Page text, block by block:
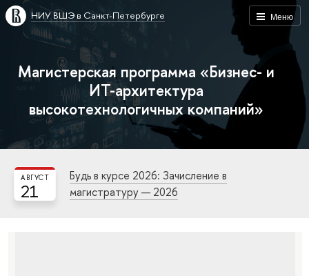
Меню
НИУ ВШЭ в Санкт-Петербурге
Магистерская программа «Бизнес- и
ИТ-архитектура
высокотехнологичных компаний»
21
АВГУСТ
Будь в курсе 2026: Зачисление в
магистратуру — 2026